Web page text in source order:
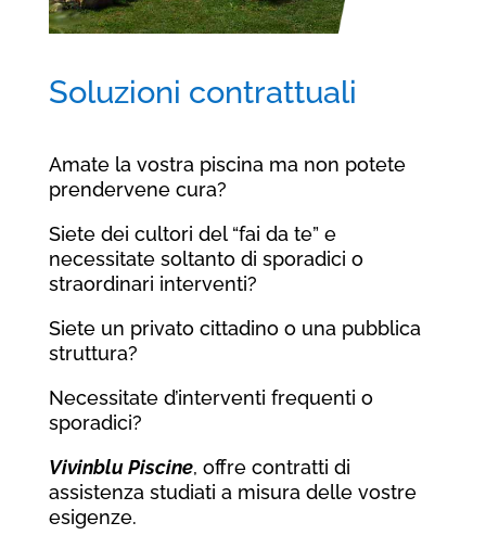
Soluzioni contrattuali
Amate la vostra piscina ma non potete
prendervene cura?
Siete dei cultori del “fai da te” e
necessitate soltanto di sporadici o
straordinari interventi?
Siete un privato cittadino o una pubblica
struttura?
Necessitate d’interventi frequenti o
sporadici?
Vivinblu Piscine, offre contratti di
assistenza studiati a misura delle vostre
esigenze.